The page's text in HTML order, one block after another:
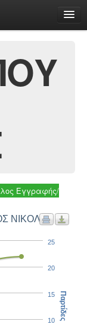
Εγγραφής/
ΝΙΚΟΛΑΣ
10
15
20
25
Παρτίδες